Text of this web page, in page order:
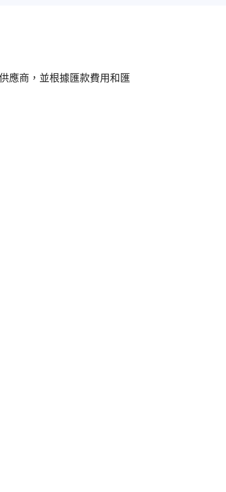
應商，並根據匯款費用和匯